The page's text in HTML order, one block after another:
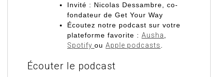
Invité : Nicolas Dessambre, co-
fondateur de Get Your Way
Écoutez notre podcast sur votre
plateforme favorite : Ausha
Spotify ou Apple podcasts
Écouter le podcast